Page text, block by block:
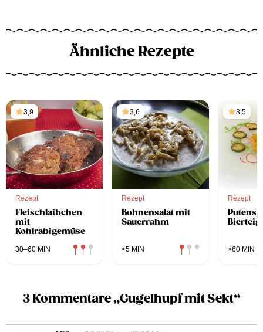
Ähnliche Rezepte
3,9
Rezept
Fleischlaibchen
mit
Kohlrabigemüse
30–60 MIN
3,6
Rezept
Bohnensalat mit
Sauerrahm
<5 MIN
3,5
Rezept
>60 MIN
3 Kommentare „Gugelhupf mit Sekt“